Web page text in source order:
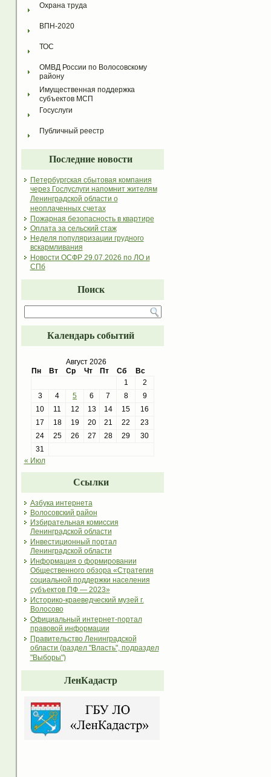
Охрана труда
ВПН-2020
ТОС
ОМВД России по Волосовскому
району
Имущественная поддержка
субъектов МСП
Госуслуги
Публичный реестр
Последние новости
Петербургская сбытовая компания
через Гослуслуги напомнит жителям
Ленинградской области о
неоплаченных счетах
Пожарная безопасность в квартире
Оплата за сельский стаж
Неделя популяризации грудного
вскармливания
Новости ОСФР 29.07.2026 по ЛО и
СПб
Поиск
Календарь событий
Август 2026
Пн
Вт Ср Чт Пт Сб
Вс
1
2
3
4 5 6 7 8
9
10
11 12 13 14 15
16
17
18 19 20 21 22
23
24
25 26 27 28 29
30
31
« Июл
Ссылки
Азбука интернета
Волосовский район
Избирательная комиссия
Ленинградской области
Инвестиционный портал
Ленинградской области
Информация о формировании
Общественного обзора «Стратегия
социальной поддержки населения
субъектов ПФ — 2023»
Историко-краеведческий музей г.
Волосово
Официальный интернет-портал
правовой информации
Правительство Ленинградской
области (раздел "Власть", подраздел
"Выборы")
ЛенКадастр